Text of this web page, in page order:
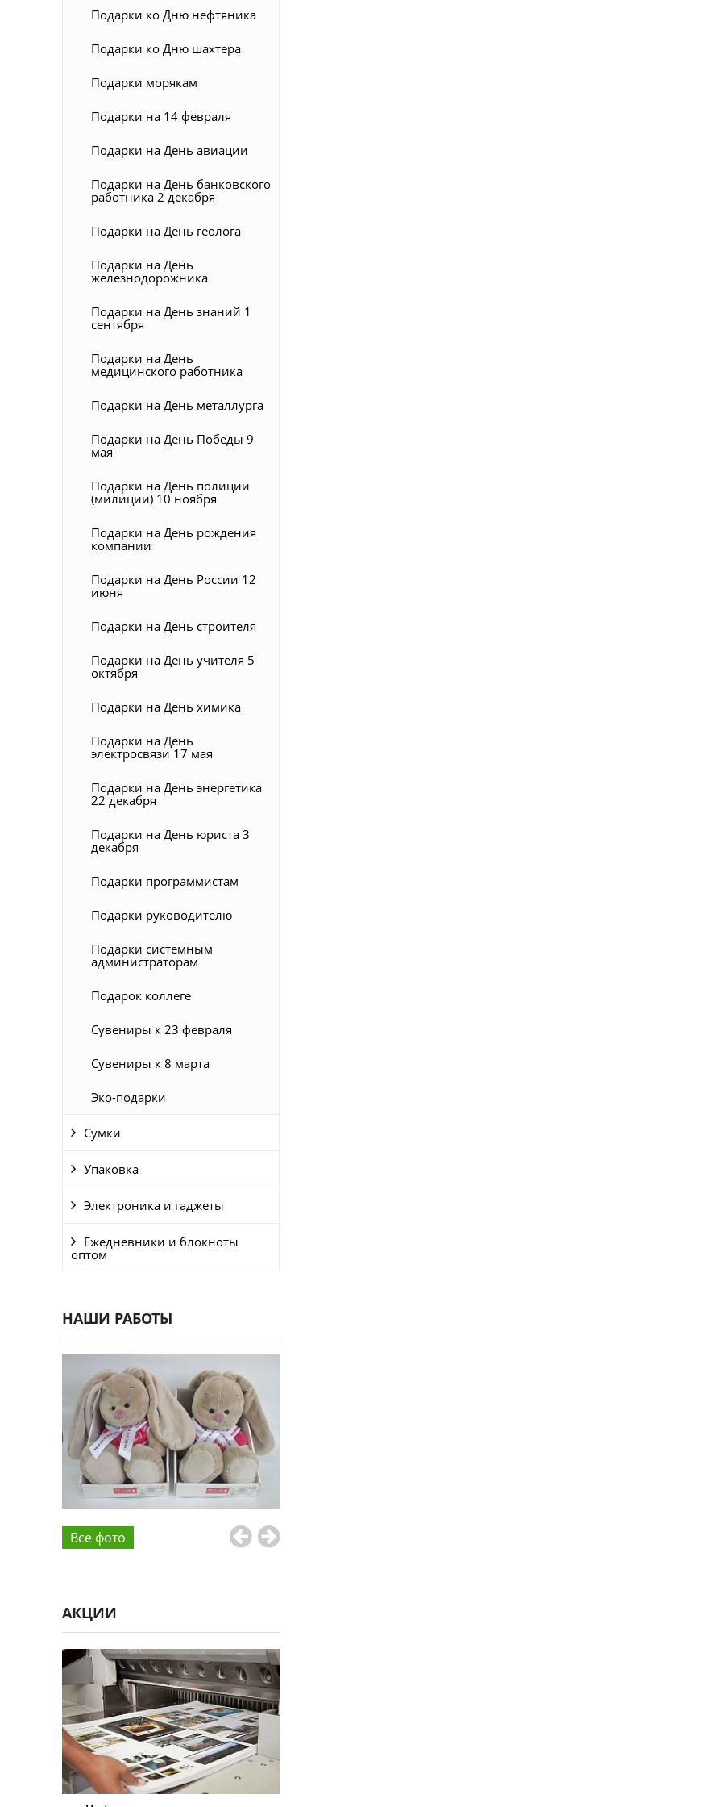
Подарки ко Дню нефтяника
Подарки ко Дню шахтера
Подарки морякам
Подарки на 14 февраля
Подарки на День авиации
Подарки на День банковского
работника 2 декабря
Подарки на День геолога
Подарки на День
железнодорожника
Подарки на День знаний 1
сентября
Подарки на День
медицинского работника
Подарки на День металлурга
Подарки на День Победы 9
мая
Подарки на День полиции
(милиции) 10 ноября
Подарки на День рождения
компании
Подарки на День России 12
июня
Подарки на День строителя
Подарки на День учителя 5
октября
Подарки на День химика
Подарки на День
электросвязи 17 мая
Подарки на День энергетика
22 декабря
Подарки на День юриста 3
декабря
Подарки программистам
Подарки руководителю
Подарки системным
администраторам
Подарок коллеге
Сувениры к 23 февраля
Сувениры к 8 марта
Эко-подарки
Сумки
Упаковка
Электроника и гаджеты
Ежедневники и блокноты
оптом
НАШИ РАБОТЫ
Все фото
АКЦИИ